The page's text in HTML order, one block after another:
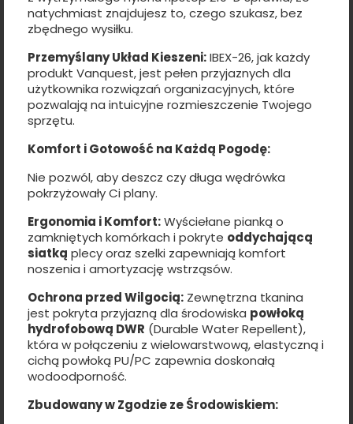
natychmiast znajdujesz to, czego szukasz, bez
zbędnego wysiłku.
Przemyślany Układ Kieszeni:IBEX-26, jak każdy
produkt Vanquest, jest pełen przyjaznych dla
użytkownika rozwiązań organizacyjnych, które
pozwalają na intuicyjne rozmieszczenie Twojego
sprzętu.
Komfort i Gotowość na Każdą Pogodę:
Nie pozwól, aby deszcz czy długa wędrówka
pokrzyżowały Ci plany.
Ergonomia i Komfort:Wyściełane pianką o
zamkniętych komórkach i pokryte oddychającą
siatką plecy oraz szelki zapewniają komfort
noszenia i amortyzację wstrząsów.
Ochrona przed Wilgocią: Zewnętrzna tkanina
jest pokryta przyjazną dla środowiska powłoką
hydrofobową DWR (Durable Water Repellent),
która w połączeniu z wielowarstwową, elastyczną i
cichą powłoką PU/PC zapewnia doskonałą
wodoodporność.
Zbudowany w Zgodzie ze Środowiskiem: